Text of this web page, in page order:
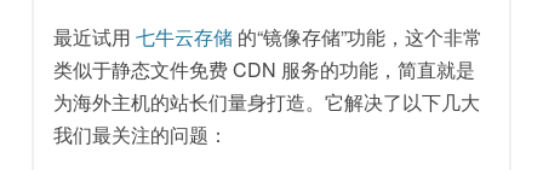
最近试用七牛云存储 的“镜像存储”功能，这个非常
类似于静态文件免费 CDN 服务的功能，简直就是
为海外主机的站长们量身打造。它解决了以下几大
我们最关注的问题：